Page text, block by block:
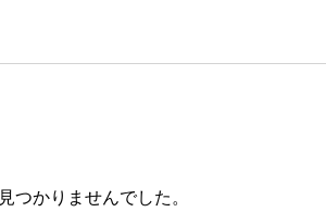
つかりませんでした。